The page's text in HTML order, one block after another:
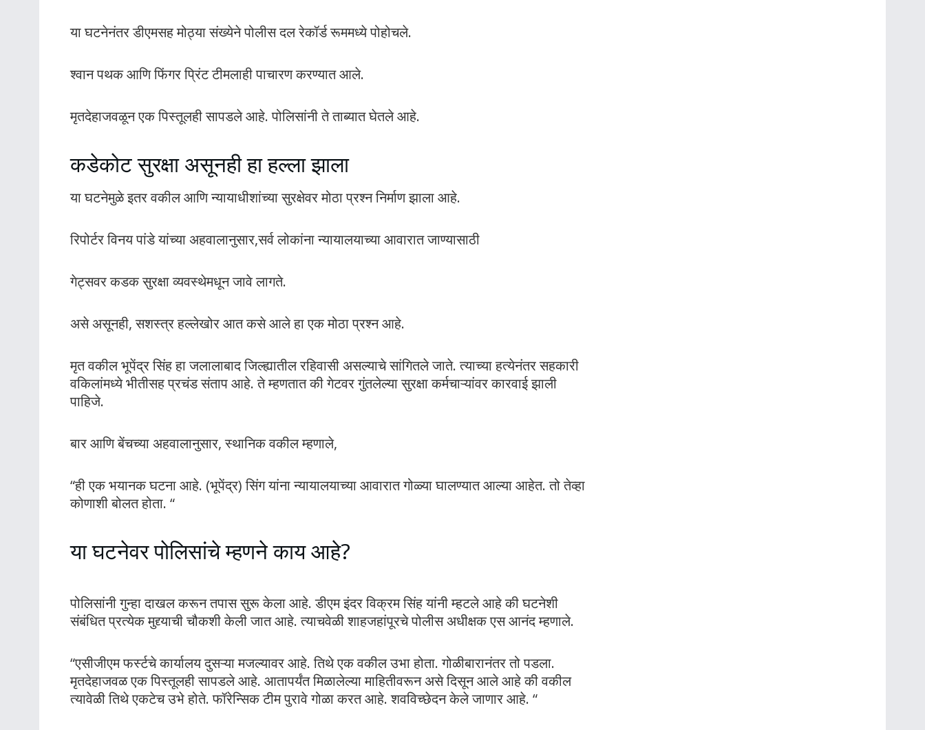
या घटनेनंतर डीएमसह मोठ्या संख्येने पोलीस दल रेकॉर्ड रूममध्ये पोहोचले.
श्वान पथक आणि फिंगर प्रिंट टीमलाही पाचारण करण्यात आले.
मृतदेहाजवळून एक पिस्तूलही सापडले आहे. पोलिसांनी ते ताब्यात घेतले आहे.
कडेकोट सुरक्षा असूनही हा हल्ला झाला
या घटनेमुळे इतर वकील आणि न्यायाधीशांच्या सुरक्षेवर मोठा प्रश्न निर्माण झाला आहे.
रिपोर्टर विनय पांडे यांच्या अहवालानुसार,सर्व लोकांना न्यायालयाच्या आवारात जाण्यासाठी
गेट्सवर कडक सुरक्षा व्यवस्थेमधून जावे लागते.
असे असूनही, सशस्त्र हल्लेखोर आत कसे आले हा एक मोठा प्रश्न आहे.
मृत वकील भूपेंद्र सिंह हा जलालाबाद जिल्ह्यातील रहिवासी असल्याचे सांगितले जाते. त्याच्या हत्येनंतर सहकारी
वकिलांमध्ये भीतीसह प्रचंड संताप आहे. ते म्हणतात की गेटवर गुंतलेल्या सुरक्षा कर्मचाऱ्यांवर कारवाई झाली
पाहिजे.
बार आणि बेंचच्या अहवालानुसार, स्थानिक वकील म्हणाले,
“ही एक भयानक घटना आहे. (भूपेंद्र) सिंग यांना न्यायालयाच्या आवारात गोळ्या घालण्यात आल्या आहेत. तो तेव्हा
कोणाशी बोलत होता. “
या घटनेवर पोलिसांचे म्हणने काय आहे?
पोलिसांनी गुन्हा दाखल करून तपास सुरू केला आहे. डीएम इंदर विक्रम सिंह यांनी म्हटले आहे की घटनेशी
संबंधित प्रत्येक मुद्द्याची चौकशी केली जात आहे. त्याचवेळी शाहजहांपूरचे पोलीस अधीक्षक एस आनंद म्हणाले.
“एसीजीएम फर्स्टचे कार्यालय दुसऱ्या मजल्यावर आहे. तिथे एक वकील उभा होता. गोळीबारानंतर तो पडला.
मृतदेहाजवळ एक पिस्तूलही सापडले आहे. आतापर्यंत मिळालेल्या माहितीवरून असे दिसून आले आहे की वकील
त्यावेळी तिथे एकटेच उभे होते. फॉरेन्सिक टीम पुरावे गोळा करत आहे. शवविच्छेदन केले जाणार आहे. “